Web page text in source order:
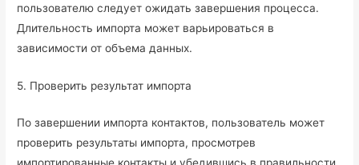
пользователю следует ожидать завершения процесса.
Длительность импорта может варьироваться в
зависимости от объема данных.
5. Проверить результат импорта
По завершении импорта контактов, пользователь может
проверить результаты импорта, просмотрев